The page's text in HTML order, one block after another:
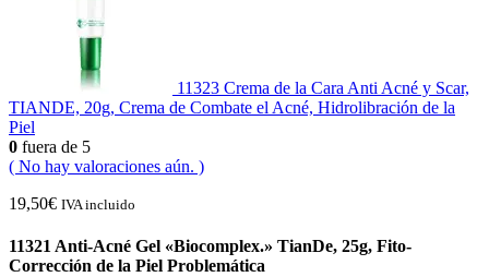
11323 Crema de la Cara Anti Acné y Scar,
TIANDE, 20g, Crema de Combate el Acné, Hidrolibración de la
Piel
0 fuera de 5
( No hay valoraciones aún. )
19,50€ IVA incluido
11321 Anti-Acné Gel «Biocomplex.» TianDe, 25g, Fito-
Corrección de la Piel Problemática